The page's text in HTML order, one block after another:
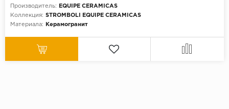
Производитель:
EQUIPE CERAMICAS
Коллекция: STROMBOLI EQUIPE CERAMICAS
Материала:
Керамогранит